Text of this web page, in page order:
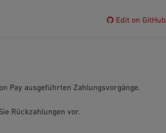
Edit on GitHub
Pay ausgeführten Zahlungsvorgänge.
Rückzahlungen vor.